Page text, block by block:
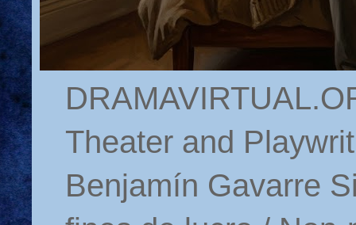
Theater and
Benjamín Gavarre